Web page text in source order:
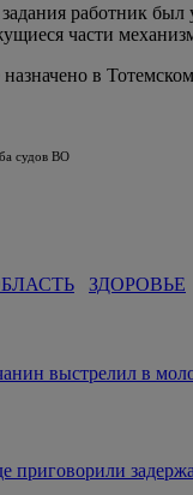
работник
части
в
судов ВО
ЗДОРОВЬЕ
выстрелил в
приговорили